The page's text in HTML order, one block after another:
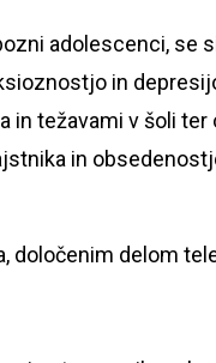
adolescenci, se
in
težavami v šoli ter
in
določenim delom